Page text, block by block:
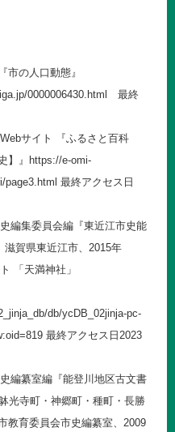
市の人口動態』
0000006430.html
最終
Webサイト 『ふるさと百科
】』
https://e-omi-
最終アクセス日
編集委員会編『東近江市史能
賀県東近江市、2015年
「天満神社」
db/ycDB_02jinja-pc-
最終アクセス日2023
編纂室編『能登川地区古文書
光寺町・神郷町・種町・長勝
教育委員会市史編纂室、2009